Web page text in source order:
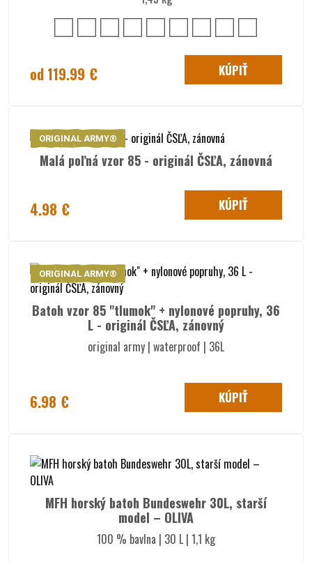
od 119.99 € KÚPIŤ
ORIGINAL ARMY®
Malá poľná vzor 85 - originál ČSĽA, zánovná
4.98 € KÚPIŤ
ORIGINAL ARMY®
Batoh vzor 85 "tlumok" + nylonové popruhy, 36
L - originál ČSĽA, zánovný
original army | waterproof | 36L
6.98 € KÚPIŤ
MFH horský batoh Bundeswehr 30L, starší
model – OLIVA
100 % bavlna | 30 L | 1,1 kg